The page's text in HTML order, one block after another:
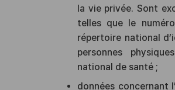
la vie privée. Sont
telles que le
répertoire national
personnes
national de santé ;
données concernant